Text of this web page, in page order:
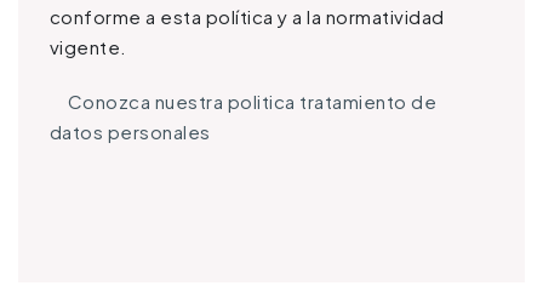
conforme a esta política y a la normatividad
vigente.
Conozca nuestra politica tratamiento de
datos personales